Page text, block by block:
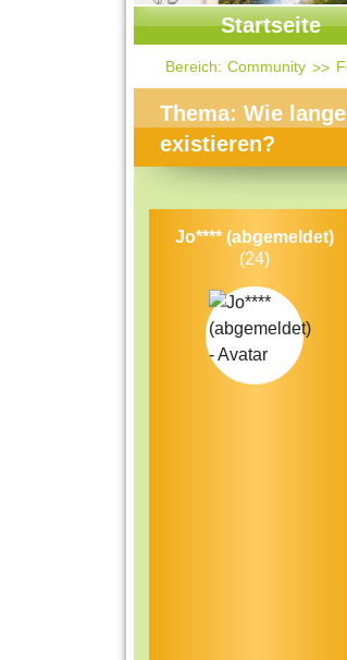
Startseite
Startseite
Kontakt
Themen-Specials
Häufig gesucht
Bereich: Community
Thema: Wie
existieren?
Jo**** (abgemeldet)
(24)